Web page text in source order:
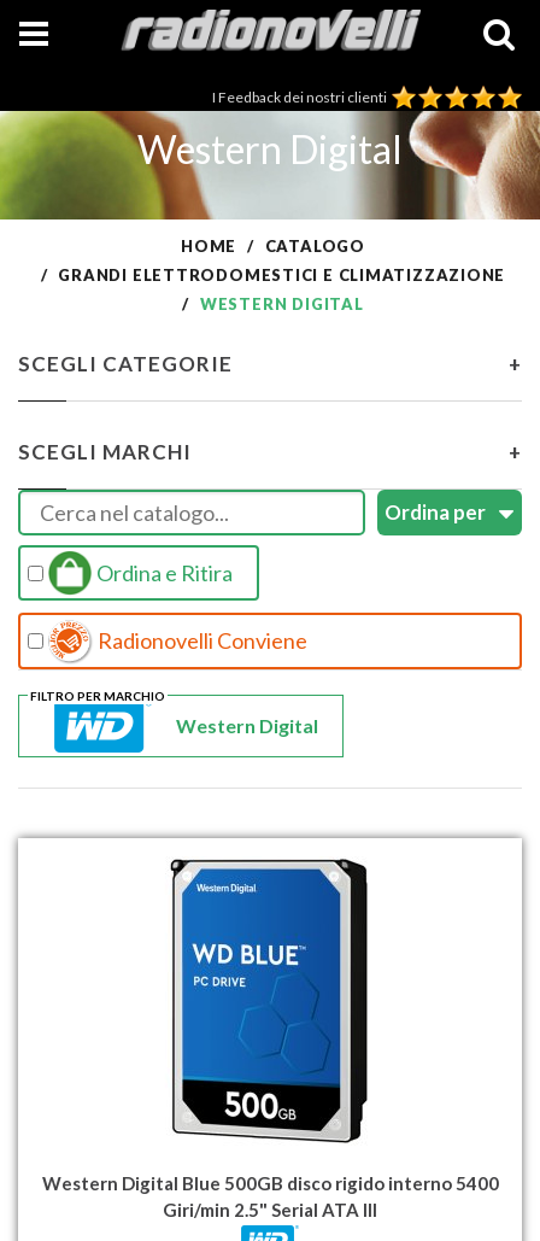
I Feedback dei nostri clienti
Western Digital
HOME
CATALOGO
GRANDI ELETTRODOMESTICI E CLIMATIZZAZIONE
WESTERN DIGITAL
SCEGLI CATEGORIE +
SCEGLI MARCHI +
Ordina e Ritira
Radionovelli Conviene
Western Digital
FILTRO PER MARCHIO
Western Digital Blue 500GB disco rigido interno 5400
Giri/min 2.5" Serial ATA III